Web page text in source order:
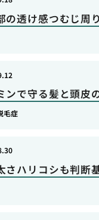
の透け感つむじ周
ンで守る髪と頭皮
毛症
さハリコシも判断